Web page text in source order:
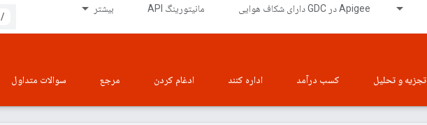
Apigee در GDC دارای شکاف هوایی مانیتورینگ API بیشتر
/
تجزیه و تحلیل کسب درآمد اداره کنند ادغام کردن مرجع سوالات متداول